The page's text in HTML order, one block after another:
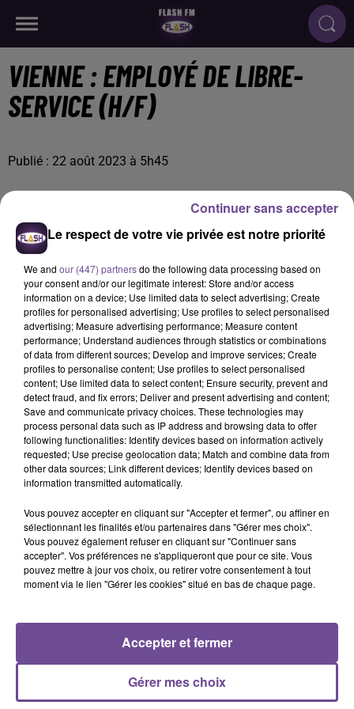
VIENNE : EMPLOYÉ DE LIBRE-
SERVICE (H/F)
Publié : 22 août 2023 à 5h45
Une supérette de Poitiers recherche un employé de libre-
service (H/F). Vos missions seront la mise en rayon,
l’encaissement, la réception de marchandise, la remise de
colis et l’entretien du point de vente. Le poste est à pourvoir
le plus rapidement possible. Il s’agit d’un CDD de 2 mois de
35h par semaine. Vous travaillerez le samedi.
Référence de l’offre Pôle Emploi : 159YXGZ
PUBLICITÉS
Le respect de votre vie privée est notre priorité
We and our (447) partnersdo the following data processing based on
your consent and/or our legitimate interest: Store and/or access
information on a device; Use limited data to select advertising; Create
profiles for personalised advertising; Use profiles to select personalised
advertising; Measure advertising performance; Measure content
performance; Understand audiences through statistics or combinations
of data from different sources; Develop and improve services; Create
profiles to personalise content; Use profiles to select personalised
content; Use limited data to select content; Ensure security, prevent and
detect fraud, and fix errors; Deliver and present advertising and content;
Save and communicate privacy choices. These technologies may
process personal data such as IP address and browsing data to offer
following functionalities: Identify devices based on information actively
requested; Use precise geolocation data; Match and combine data from
other data sources; Link different devices; Identify devices based on
information transmitted automatically.
Vous pouvez accepter en cliquant sur "Accepter et fermer", ou affiner en
sélectionnant les finalités et/ou partenaires dans "Gérer mes choix".
Vous pouvez également refuser en cliquant sur "Continuer sans
accepter". Vos préférences ne s'appliqueront que pour ce site. Vous
pouvez mettre à jour vos choix, ou retirer votre consentement à tout
moment via le lien "Gérer les cookies" situé en bas de chaque page.
Gérer mes choix
Accepter et fermer
Continuer sans accepter